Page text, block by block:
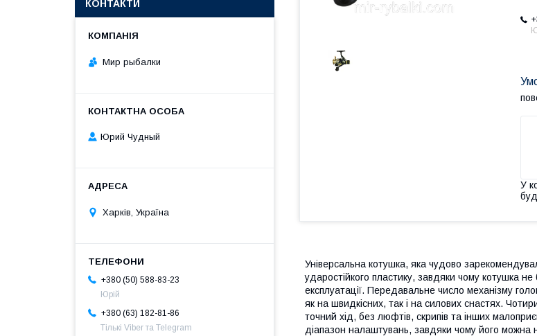
У
Універсальна котушка, яка чудово
ударостійкого пластику, завдяки чому котушка
експлуатації. Передавальне число механізму
як на швидкісних, так і на силових снастях.
точний хід, без люфтів, скрипів та інших
діапазон налаштувань, завдяки чому його
КОНТАКТИ
Мир рыбалки
Юрий Чудный
Харків, Україна
+380 (50) 588-83-23
Юрій
+380 (63) 182-81-86
Тількі Viber та Telegram